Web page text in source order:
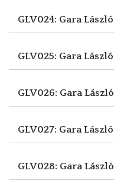
GLV024: Gara László
GLV025: Gara László
GLV026: Gara László
GLV027: Gara László
GLV028: Gara László